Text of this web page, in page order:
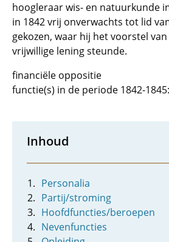
hoogleraar wis- en natuurkunde
in 1842 vrij onverwachts tot lid
gekozen, waar hij het voorstel
vrijwillige lening steunde.
financiële oppositie
functie(s) in de periode 1842-
Inhoud
Personalia
Partij/stroming
Hoofdfuncties/beroepen
Nevenfuncties